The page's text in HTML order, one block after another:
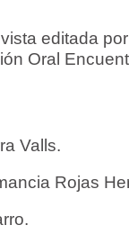
editada
Oral
Valls.
Rojas